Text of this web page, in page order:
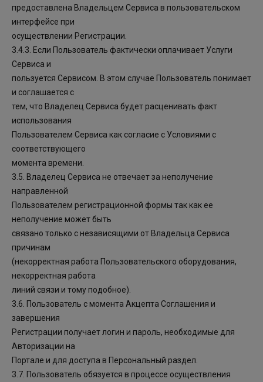
предоставлена Владельцем Сервиса в пользовательском
интерфейсе при
осуществлении Регистрации.
3.4.3. Если Пользователь фактически оплачивает Услуги
Сервиса и
пользуется Сервисом. В этом случае Пользователь понимает
и соглашается с
тем, что Владелец Сервиса будет расценивать факт
использования
Пользователем Сервиса как согласие с Условиями с
соответствующего
момента времени.
3.5. Владелец Сервиса не отвечает за неполучение
направленной
Пользователем регистрационной формы так как ее
неполучение может быть
связано только с независящими от Владельца Сервиса
причинам
(некорректная работа Пользовательского оборудования,
некорректная работа
линий связи и тому подобное).
3.6. Пользователь с момента Акцепта Соглашения и
завершения
Регистрации получает логин и пароль, необходимые для
Авторизации на
Портале и для доступа в Персональный раздел.
3.7. Пользователь обязуется в процессе осуществления